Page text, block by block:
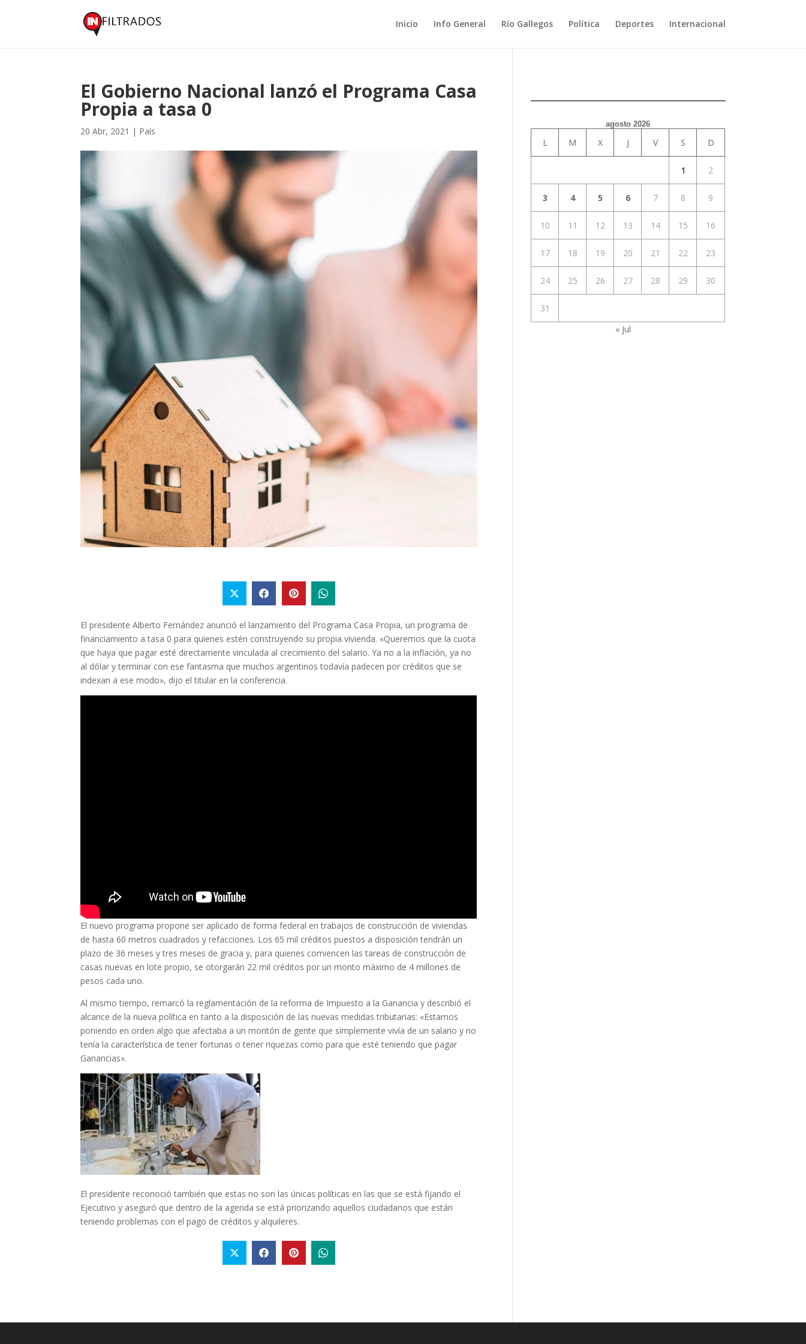
Inicio Info General Río Gallegos Política Deportes Internacional
El Gobierno Nacional lanzó el Programa Casa
Propia a tasa 0
20 Abr, 2021 | País
El presidente Alberto Fernández anunció el lanzamiento del Programa Casa Propia, un programa de
financiamiento a tasa 0 para quienes estén construyendo su propia vivienda. «Queremos que la cuota
que haya que pagar esté directamente vinculada al crecimiento del salario. Ya no a la inflación, ya no
al dólar y terminar con ese fantasma que muchos argentinos todavía padecen por créditos que se
indexan a ese modo», dijo el titular en la conferencia.
El nuevo programa propone ser aplicado de forma federal en trabajos de construcción de viviendas
de hasta 60 metros cuadrados y refacciones. Los 65 mil créditos puestos a disposición tendrán un
plazo de 36 meses y tres meses de gracia y, para quienes comiencen las tareas de construcción de
casas nuevas en lote propio, se otorgarán 22 mil créditos por un monto máximo de 4 millones de
pesos cada uno.
Al mismo tiempo, remarcó la reglamentación de la reforma de Impuesto a la Ganancia y describió el
alcance de la nueva política en tanto a la disposición de las nuevas medidas tributarias: «Estamos
poniendo en orden algo que afectaba a un montón de gente que simplemente vivía de un salario y no
tenía la característica de tener fortunas o tener riquezas como para que esté teniendo que pagar
Ganancias».
El presidente reconoció también que estas no son las únicas políticas en las que se está fijando el
Ejecutivo y aseguró que dentro de la agenda se está priorizando aquellos ciudadanos que están
teniendo problemas con el pago de créditos y alquileres.
agosto 2026
L M X J V S D
1 2
3 4 5 6 7 8 9
10 11 12 13 14 15 16
17 18 19 20 21 22 23
24 25 26 27 28 29 30
31
« Jul